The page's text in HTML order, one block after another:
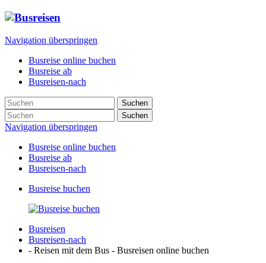
Navigation überspringen
Busreise online buchen
Busreise ab
Busreisen-nach
Suchen
Suchen
Navigation überspringen
Busreise online buchen
Busreise ab
Busreisen-nach
Busreise buchen
Busreisen
Busreisen-nach
- Reisen mit dem Bus - Busreisen online buchen